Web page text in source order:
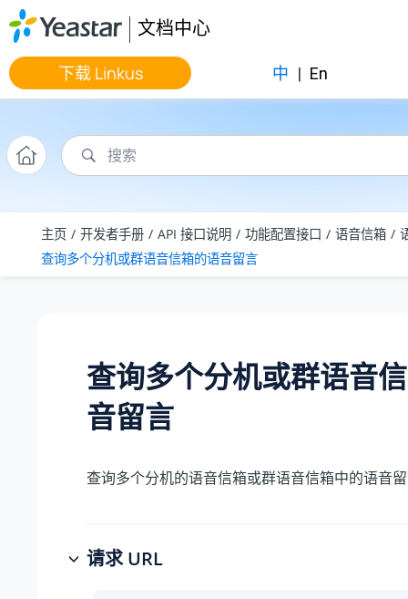
跳转到主要内容
文档中心
下载 Linkus 中 | En
主页 开发者手册 API 接口说明 功能配置接口 语音信箱
查询多个分机或群语音信箱的语音留言
查询多个分机或群语音
音留言
查询多个分机的语音信箱或群语音信箱中的语音
请求 URL